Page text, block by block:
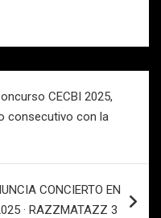
CECBI 2025,
consecutivo con la
CONCIERTO EN
· RAZZMATAZZ 3